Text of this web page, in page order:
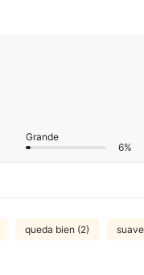
Grande
6%
queda bien (2)